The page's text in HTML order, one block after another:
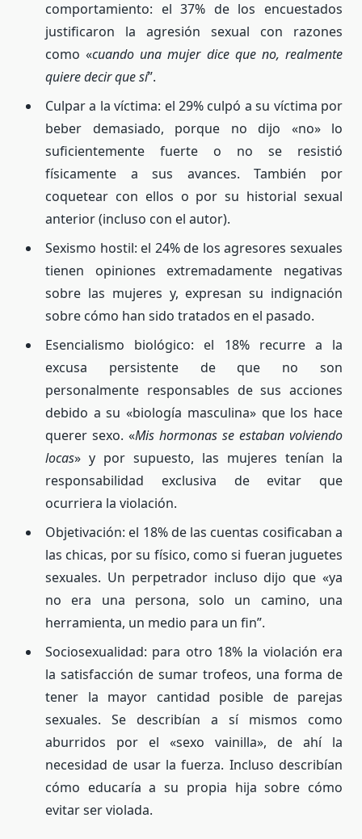
comportamiento: el 37% de los encuestados
justificaron la agresión sexual con razones
como «cuando una mujer dice que no, realmente
quiere decir que sí”.
Culpar a la víctima: el 29% culpó a su víctima por
beber demasiado, porque no dijo «no» lo
suficientemente fuerte o no se resistió
físicamente a sus avances. También por
coquetear con ellos o por su historial sexual
anterior (incluso con el autor).
Sexismo hostil: el 24% de los agresores sexuales
tienen opiniones extremadamente negativas
sobre las mujeres y, expresan su indignación
sobre cómo han sido tratados en el pasado.
Esencialismo biológico: el 18% recurre a la
excusa persistente de que no son
personalmente responsables de sus acciones
debido a su «biología masculina» que los hace
querer sexo. «Mis hormonas se estaban volviendo
locas» y por supuesto, las mujeres tenían la
responsabilidad exclusiva de evitar que
ocurriera la violación.
Objetivación: el 18% de las cuentas cosificaban a
las chicas, por su físico, como si fueran juguetes
sexuales. Un perpetrador incluso dijo que «ya
no era una persona, solo un camino, una
herramienta, un medio para un fin”.
Sociosexualidad: para otro 18% la violación era
la satisfacción de sumar trofeos, una forma de
tener la mayor cantidad posible de parejas
sexuales. Se describían a sí mismos como
aburridos por el «sexo vainilla», de ahí la
necesidad de usar la fuerza. Incluso describían
cómo educaría a su propia hija sobre cómo
evitar ser violada.